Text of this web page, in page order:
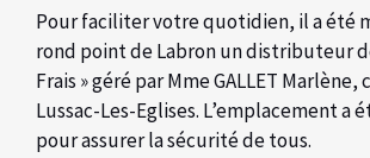
Pour faciliter votre quotidien, il a été
rond point de Labron un distributeur
Frais » géré par Mme GALLET
Lussac-Les-Eglises. L’emplacement a
pour assurer la sécurité de tous.